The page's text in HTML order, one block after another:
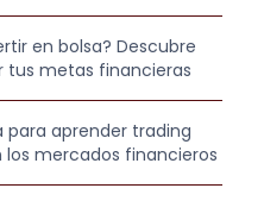
en bolsa? Descubre
tus metas financieras
aprender trading
mercados financieros